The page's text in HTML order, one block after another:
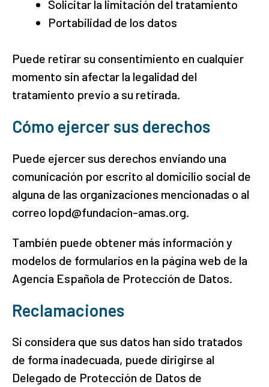
Solicitar la limitación del tratamiento
Portabilidad de los datos
Puede retirar su consentimiento en cualquier
momento sin afectar la legalidad del
tratamiento previo a su retirada.
Cómo ejercer sus derechos
Puede ejercer sus derechos enviando una
comunicación por escrito al domicilio social de
alguna de las organizaciones mencionadas o al
correo lopd@fundacion-amas.org.
También puede obtener más información y
modelos de formularios en la página web de la
Agencia Española de Protección de Datos.
Reclamaciones
Si considera que sus datos han sido tratados
de forma inadecuada, puede dirigirse al
Delegado de Protección de Datos de